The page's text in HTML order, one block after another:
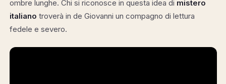
ombre lunghe. Chi si riconosce in questa idea di mistero
italiano troverà in de Giovanni un compagno di lettura
fedele e severo.